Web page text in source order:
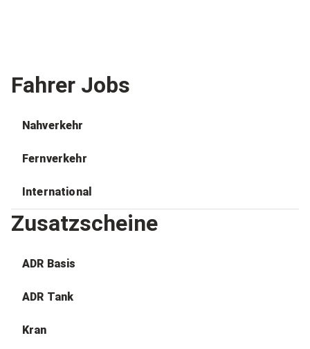
Fahrer Jobs
Nahverkehr
Fernverkehr
International
Zusatzscheine
ADR Basis
ADR Tank
Kran